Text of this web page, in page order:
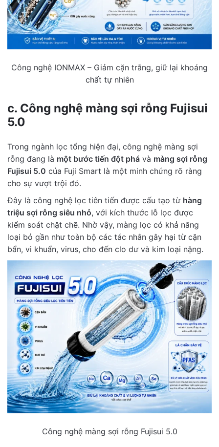
Công nghệ IONMAX – Giảm cặn trắng, giữ lại khoáng
chất tự nhiên
c. Công nghệ màng sợi rỗng Fujisui
5.0
Trong ngành lọc tổng hiện đại, công nghệ màng sợi
rỗng đang là một bước tiến đột phá và màng sợi rỗng
Fujisui 5.0 của Fuji Smart là một minh chứng rõ ràng
cho sự vượt trội đó.
Đây là công nghệ lọc tiên tiến được cấu tạo từ hàng
triệu sợi rỗng siêu nhỏ, với kích thước lỗ lọc được
kiểm soát chặt chẽ. Nhờ vậy, màng lọc có khả năng
loại bỏ gần như toàn bộ các tác nhân gây hại từ cặn
bẩn, vi khuẩn, virus, cho đến clo dư và kim loại nặng.
Công nghệ màng sợi rỗng Fujisui 5.0